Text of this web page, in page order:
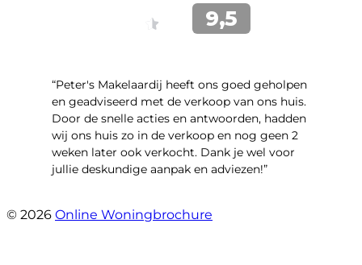
“Peter's Makelaardij heeft ons goed geholpen
en geadviseerd met de verkoop van ons huis.
Door de snelle acties en antwoorden, hadden
wij ons huis zo in de verkoop en nog geen 2
weken later ook verkocht. Dank je wel voor
jullie deskundige aanpak en adviezen!”
© 2026 Online Woningbrochure